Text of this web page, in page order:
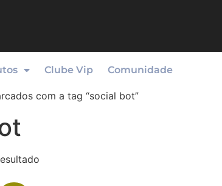
Clube Vip Comunidade
com a tag “social bot”